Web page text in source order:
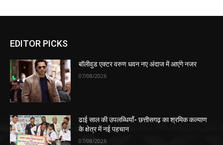
EDITOR PICKS
बॉलीवुड एक्टर वरुण धवन नए अंदाज में आएंगे नजर
07/08/2026
ढाई साल की उपलब्धियाँ- छत्तीसगढ़ का श्रमिक कल्याण
के क्षेत्र में नई पहचान
07/08/2026